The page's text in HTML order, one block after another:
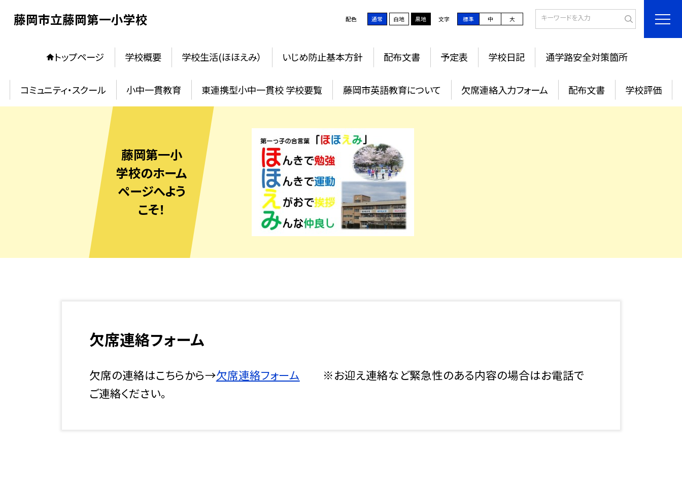
藤岡市立藤岡第一小学校 配色 通常 白地 黒地 文字 標準 中 大
トップページ 学校概要 学校生活(ほほえみ） いじめ防止基本方針 配布文書 予定表 学校日記 通学路安全対策箇所
コミュニティ・スクール 小中一貫教育 東連携型小中一貫校 学校要覧 藤岡市英語教育について 欠席連絡入力フォーム 配布文書 学校評価
藤岡第一小
学校のホーム
ページへよう
こそ！
欠席連絡フォーム
欠席の連絡はこちらから→欠席連絡フォーム ※お迎え連絡など緊急性のある内容の場合はお電話で
ご連絡ください。